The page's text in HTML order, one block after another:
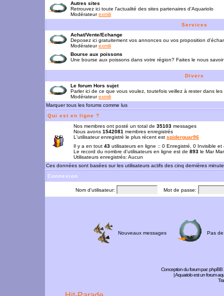
Autres sites
Retrouvez ici toute l'actualité des sites partenaires d'Aquariolo
Modérateurexmili
Services
Achat/Vente/Echange
Deposez ici gratuitement vos annonces ou vos proposition
Modérateurexmili
Bourse aux poissons
Une bourse aux poissons dans votre région? Faites le nous savoir
Divers
Le forum Hors sujet
Parler ici de ce que vous voulez, toutefois veillez à rester dans les
Modérateurexmili
Marquer tous les forums comme lus
Qui est en ligne ?
Nos membres ont posté un total de 35103 messages
Nous avons 1542081 membres enregistrés
L'utilisateur enregistré le plus récent est spiderguar96
Il y a en tout 43 utilisateurs en ligne :: 0 Enregistré, 0 Invisible
Le record du nombre d'utilisateurs en ligne est de 893 le Mar
Utilisateurs enregistrés: Aucun
Ces données sont basées sur les utilisateurs actifs des cinq dernières
Connexion
Nom d'utilisateur: Mot de passe:
Nouveaux messages Pas
Conception du forum par:phpBB
| Aquariolo est un forum